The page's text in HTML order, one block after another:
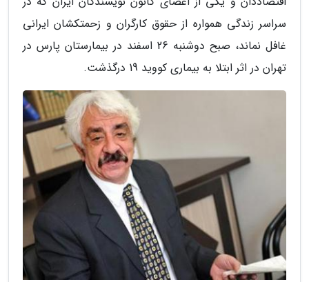
سراسر زندگی همواره از حقوق کارگران و زحمتکشان ایرانی
غافل نماند، صبح دوشنبه 26 اسفند در بیمارستان پارس در
تهران در اثر ابتلا به بیماری کووید 19 درگذشت.